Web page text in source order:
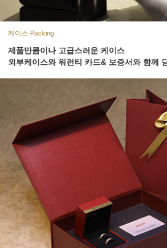
케이스 Packing
제품만큼이나 고급스러운 케이스
외부케이스와 워런티 카드& 보증서와 함께